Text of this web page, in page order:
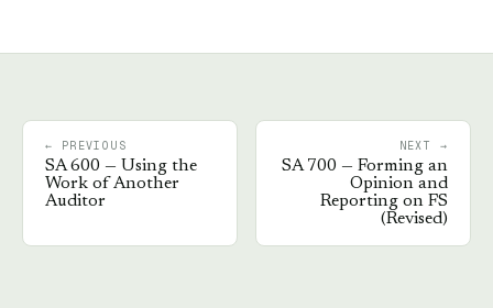
← PREVIOUS
SA600 — Using the
Work of Another
Auditor
NEXT →
SA700 — Forming an
Opinion and
Reporting on FS
(Revised)